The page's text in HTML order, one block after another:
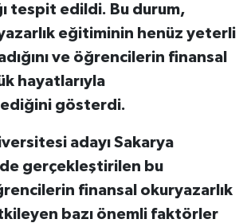
tespit edildi. Bu durum,
eğitiminin henüz yeterli
ve öğrencilerin finansal
hayatlarıyla
gösterdi.
adayı Sakarya
gerçekleştirilen bu
finansal okuryazarlık
bazı önemli faktörler